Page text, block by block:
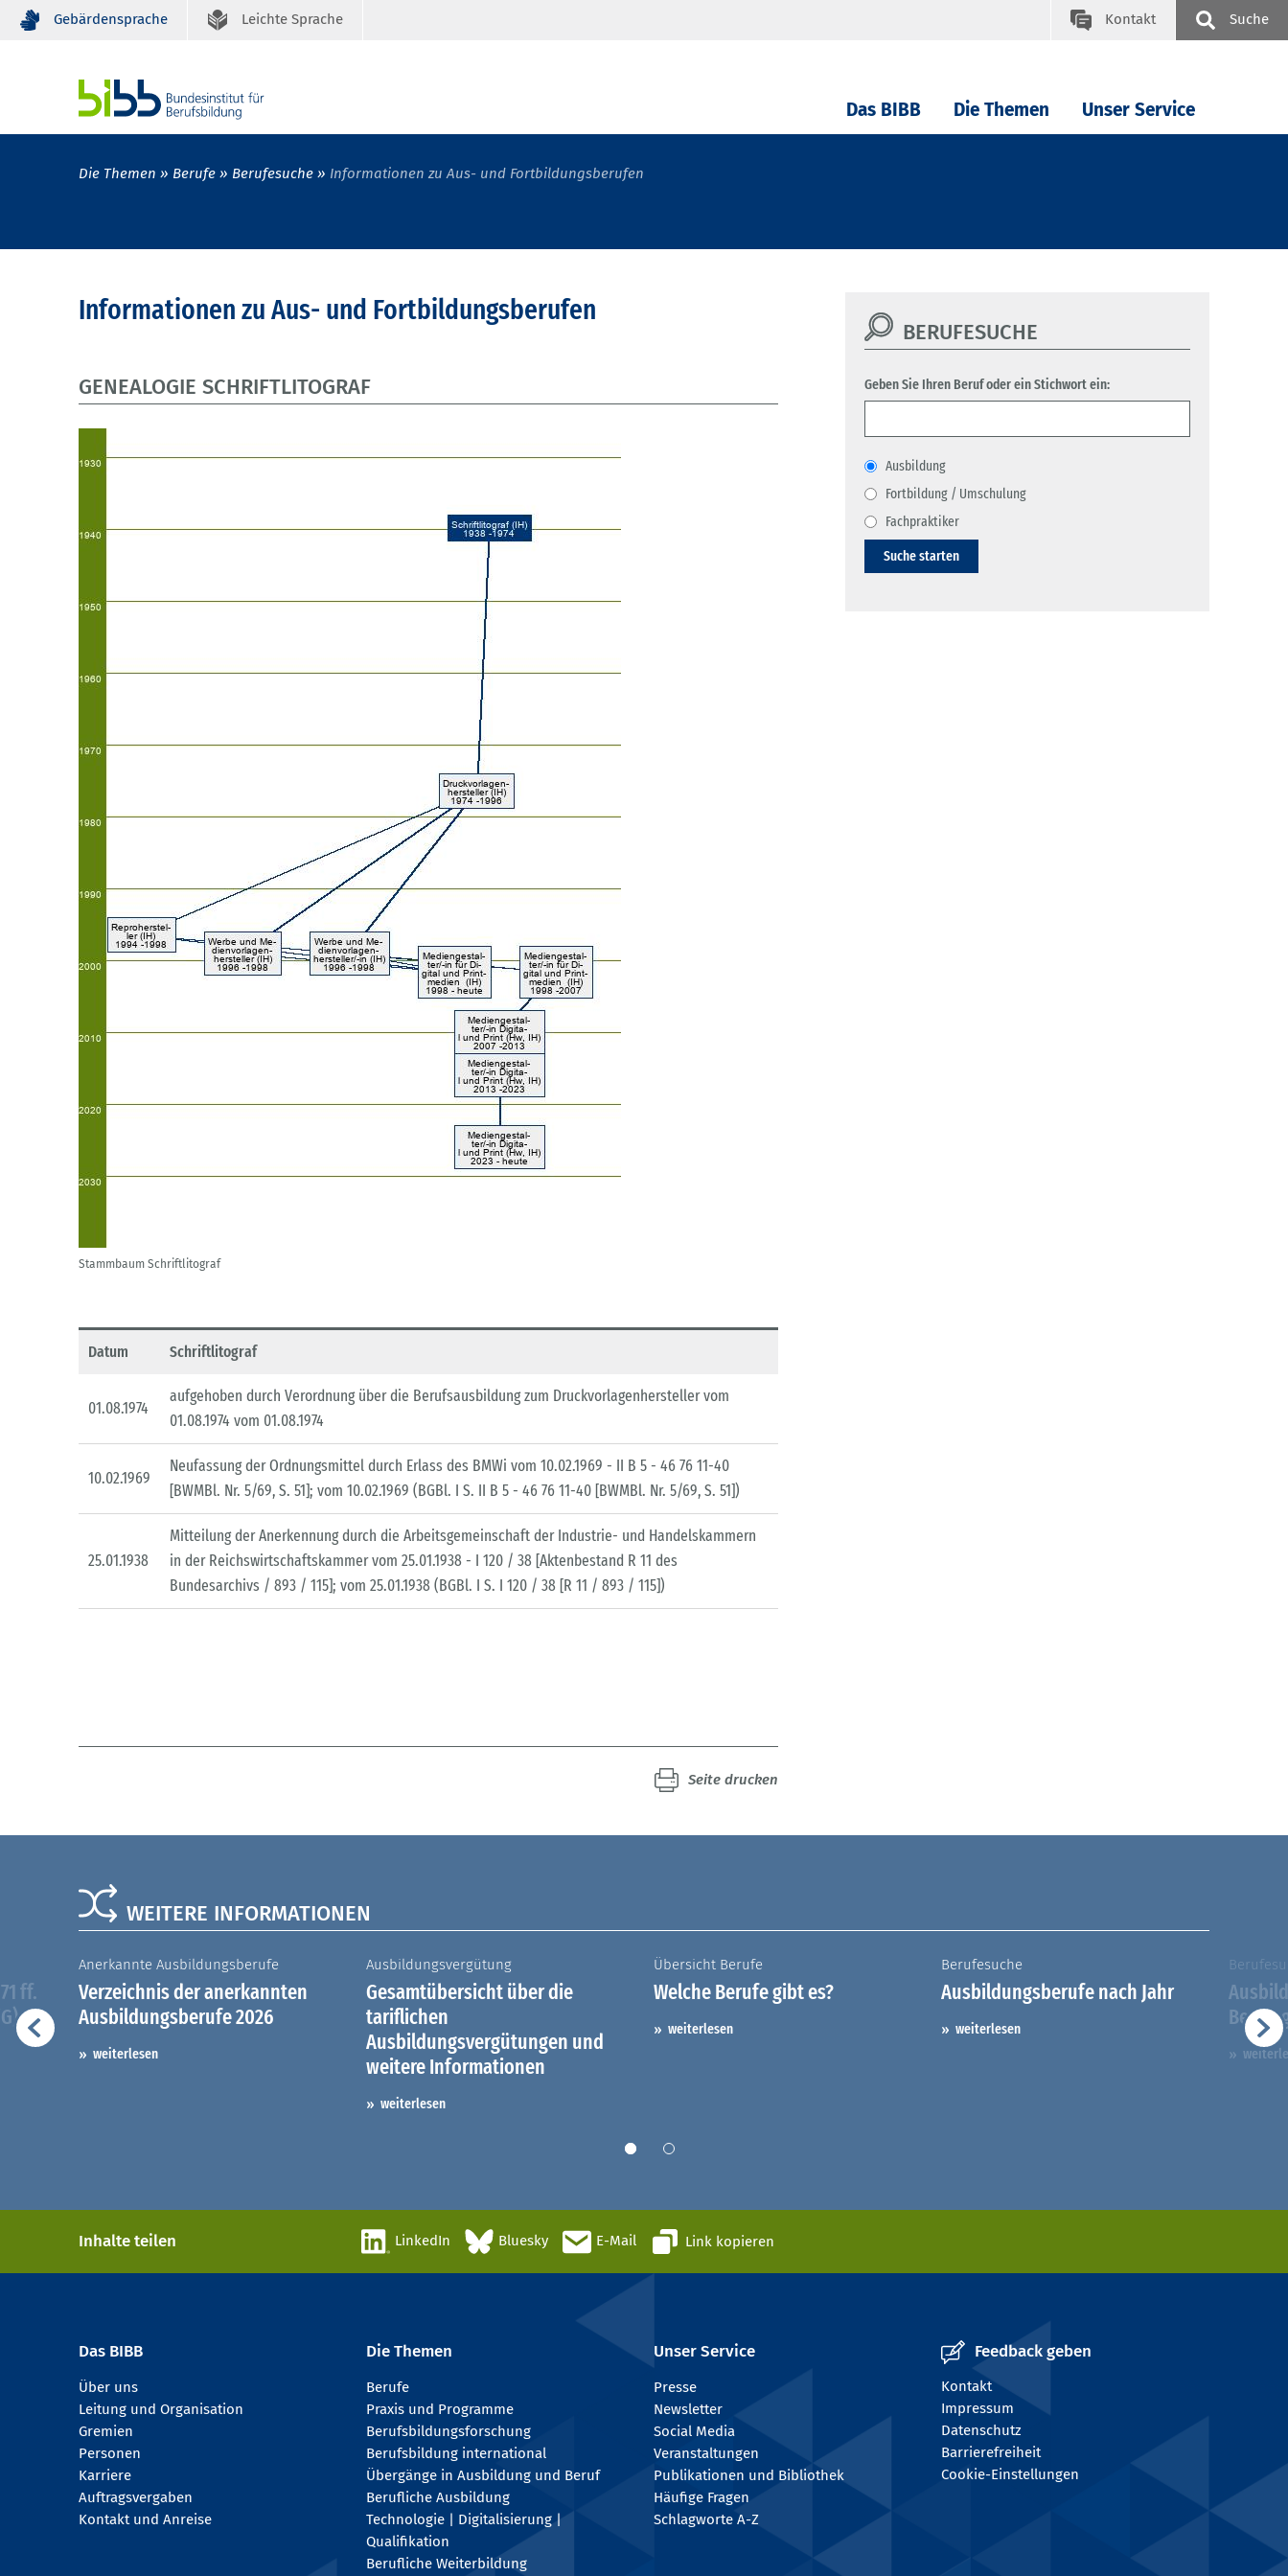
Gebärdensprache Leichte Sprache Kontakt Suche
Das BIBB Die Themen Unser Service
Die Themen Berufe Berufesuche Informationen zu Aus- und Fortbildungsberufen
Informationen zu Aus- und Fortbildungsberufen
GENEALOGIE SCHRIFTLITOGRAF
Stammbaum Schriftlitograf
Datum Schriftlitograf
01.08.1974
aufgehoben durch Verordnung über die Berufsausbildung zum Druckvorlagenhersteller vom
01.08.1974 vom 01.08.1974
10.02.1969
Neufassung der Ordnungsmittel durch Erlass des BMWi vom 10.02.1969 - II B 5 - 46 76 11-40
[BWMBl. Nr. 5/69, S. 51]; vom 10.02.1969 (BGBl. I S. II B 5 - 46 76 11-40 [BWMBl. Nr. 5/69, S. 51])
25.01.1938
Mitteilung der Anerkennung durch die Arbeitsgemeinschaft der Industrie- und Handelskammern
in der Reichswirtschaftskammer vom 25.01.1938 - I 120 / 38 [Aktenbestand R 11 des
Bundesarchivs / 893 / 115]; vom 25.01.1938 (BGBl. I S. I 120 / 38 [R 11 / 893 / 115])
Seite drucken
BERUFESUCHE
Geben Sie Ihren Beruf oder ein Stichwort ein:
Ausbildung
Fortbildung / Umschulung
Fachpraktiker
Suche starten
WEITERE INFORMATIONEN
ff.
Anerkannte Ausbildungsberufe
Verzeichnis der anerkannten
Ausbildungsberufe 2026
weiterlesen
Ausbildungsvergütung
Gesamtübersicht über die
tariflichen
Ausbildungsvergütungen und
weitere Informationen
weiterlesen
Übersicht Berufe
Welche Berufe gibt es?
weiterlesen
Berufesuche
Ausbildungsberufe nach Jahr
weiterlesen
Inhalte teilen LinkedIn Bluesky E-Mail Link kopieren
Das BIBB
Über uns
Leitung und Organisation
Gremien
Personen
Karriere
Auftragsvergaben
Kontakt und Anreise
Die Themen
Berufe
Praxis und Programme
Berufsbildungsforschung
Berufsbildung international
Übergänge in Ausbildung und Beruf
Berufliche Ausbildung
Technologie | Digitalisierung |
Qualifikation
Berufliche Weiterbildung
Unser Service
Presse
Newsletter
Social Media
Veranstaltungen
Publikationen und Bibliothek
Häufige Fragen
Schlagworte A-Z
Feedback geben
Kontakt
Impressum
Datenschutz
Barrierefreiheit
Cookie-Einstellungen